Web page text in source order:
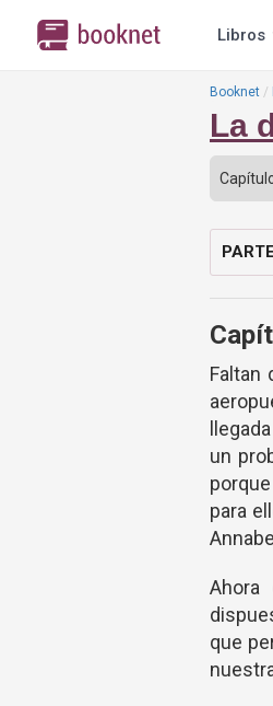
Libros
Booknet
La
Faltan
un
para
Ahora
que